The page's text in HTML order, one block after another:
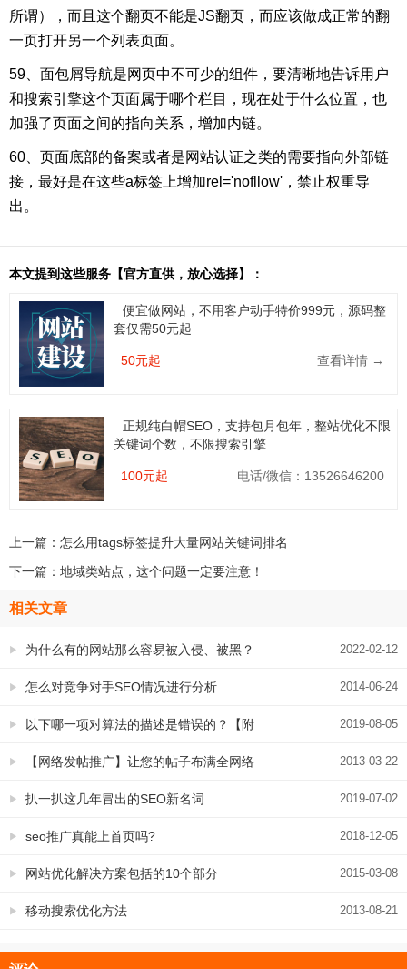
所谓），而且这个翻页不能是JS翻页，而应该做成正常的翻
一页打开另一个列表页面。
59、面包屑导航是网页中不可少的组件，要清晰地告诉用户
和搜索引擎这个页面属于哪个栏目，现在处于什么位置，也
加强了页面之间的指向关系，增加内链。
60、页面底部的备案或者是网站认证之类的需要指向外部链
接，最好是在这些a标签上增加rel='nofllow'，禁止权重导
出。
本文提到这些服务【官方直供，放心选择】：
便宜做网站，不用客户动手特价999元，源码整
套仅需50元起
50元起 查看详情 →
正规纯白帽SEO，支持包月包年，整站优化不限
关键词个数，不限搜索引擎
100元起 电话/微信：13526646200
上一篇： 怎么用tags标签提升大量网站关键词排名
下一篇： 地域类站点，这个问题一定要注意！
相关文章
2022-02-12
为什么有的网站那么容易被入侵、被黑？
问题出在这里 2014-06-24
怎么对竞争对手SEO情况进行分析
2019-08-05
以下哪一项对算法的描述是错误的？【附
标准答案】 2013-03-22
【网络发帖推广】让您的帖子布满全网络
2019-07-02
扒一扒这几年冒出的SEO新名词
2018-12-05
seo推广真能上首页吗?
2015-03-08
网站优化解决方案包括的10个部分
2013-08-21
移动搜索优化方法